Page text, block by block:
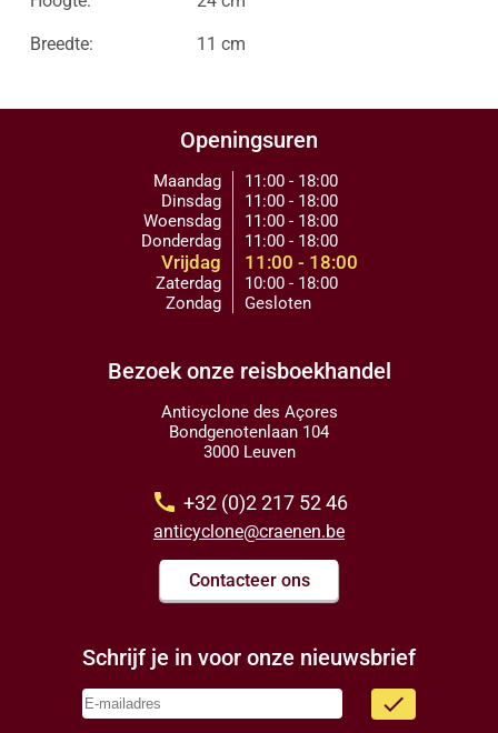
Breedte: 11 cm
Openingsuren
Maandag
Dinsdag
Woensdag
Donderdag
Vrijdag
Zaterdag
Zondag
11:00 - 18:00
11:00 - 18:00
11:00 - 18:00
11:00 - 18:00
11:00 - 18:00
10:00 - 18:00
Gesloten
Bezoek onze reisboekhandel
Anticyclone des Açores
Bondgenotenlaan 104
3000 Leuven
call +32 (0)2 217 52 46
anticyclone@craenen.be
Contacteer ons
Schrijf je in voor onze nieuwsbrief
done